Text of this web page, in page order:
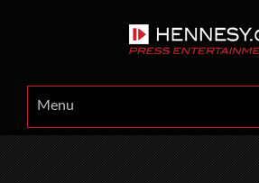
Menu